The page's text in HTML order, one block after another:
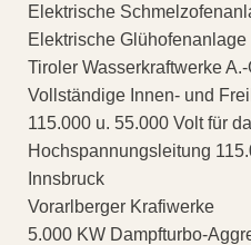
Elektrische
Elektrische Glühofenanlage
Tiroler Wasserkraftwerke A.-
Vollständige Innen- und
115.000 u. 55.000 Volt für
Hochspannungsleitung
Innsbruck
Vorarlberger Krafiwerke
5.000 KW Dampfturbo-